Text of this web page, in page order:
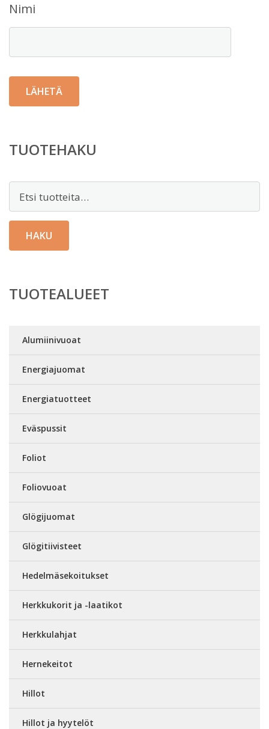
Nimi
TUOTEHAKU
HAKU
TUOTEALUEET
Alumiinivuoat
Energiajuomat
Energiatuotteet
Eväspussit
Foliot
Foliovuoat
Glögijuomat
Glögitiivisteet
Hedelmäsekoitukset
Herkkukorit ja -laatikot
Herkkulahjat
Hernekeitot
Hillot
Hillot ja hyytelöt